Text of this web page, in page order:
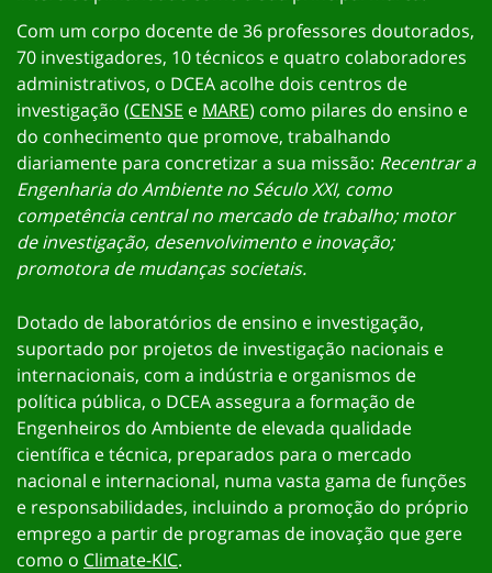
Com um corpo docente de 36 professores doutorados,
70 investigadores, 10 técnicos e quatro colaboradores
administrativos, o DCEA acolhe dois centros de
investigação (CENSE e MARE) como pilares do ensino e
do conhecimento que promove, trabalhando
diariamente para concretizar a sua missão: Recentrar a
Engenharia do Ambiente no Século XXI, como
competência central no mercado de trabalho; motor
de investigação, desenvolvimento e inovação;
promotora de mudanças societais.
Dotado de laboratórios de ensino e investigação,
suportado por projetos de investigação nacionais e
internacionais, com a indústria e organismos de
política pública, o DCEA assegura a formação de
Engenheiros do Ambiente de elevada qualidade
científica e técnica, preparados para o mercado
nacional e internacional, numa vasta gama de funções
e responsabilidades, incluindo a promoção do próprio
emprego a partir de programas de inovação que gere
como o Climate-KIC.